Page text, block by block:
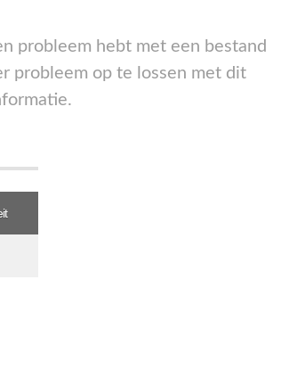
probleem hebt met een bestand
probleem op te lossen met dit